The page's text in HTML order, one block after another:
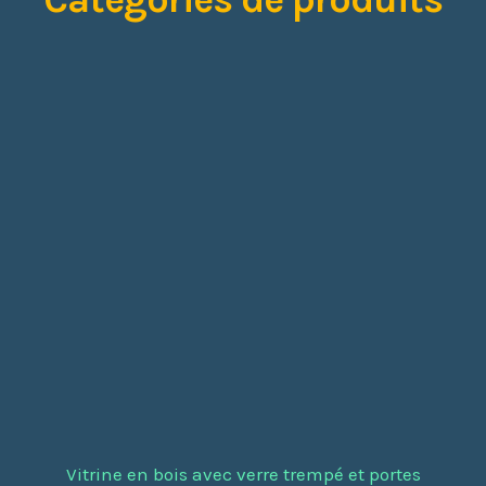
Vitrine en bois avec verre trempé et portes